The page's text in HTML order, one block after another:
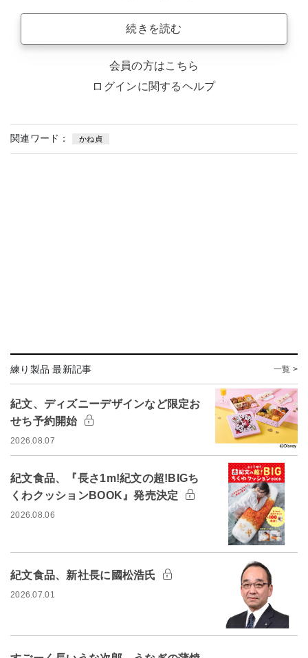
続きを読む
会員の方はこちら
ログインに関するヘルプ
関連ワード： かね貞
練り製品 最新記事 一覧 >
紀文、ディズニーデザインなど限定お
せち予約開始
2026.08.07
紀文食品、『長さ1m!紀文の超!BIGち
くわクッションBOOK』発売決定
2026.08.06
紀文食品、新社長に國松浩氏
2026.07.01